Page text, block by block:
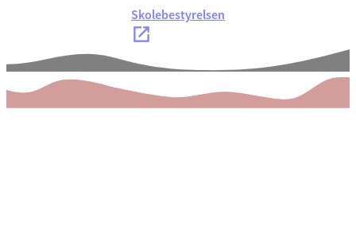
Skolebestyrelsen